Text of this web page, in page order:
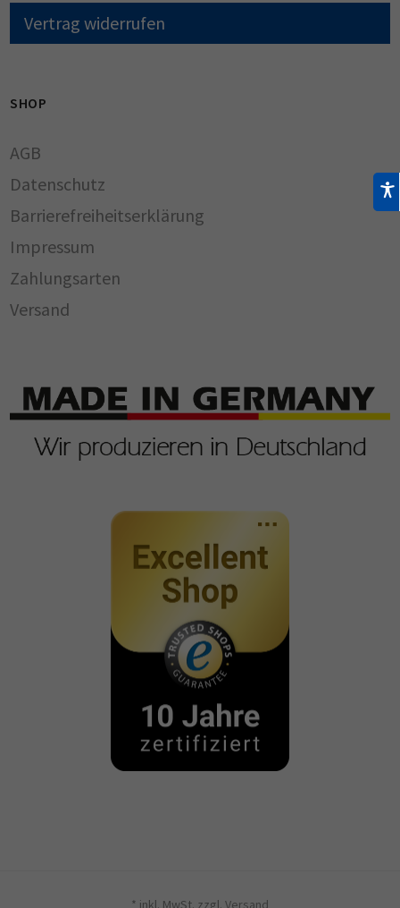
Vertrag widerrufen
SHOP
AGB
Datenschutz
Barrierefreiheitserklärung
Impressum
Zahlungsarten
Versand
* inkl. MwSt. zzgl. Versand